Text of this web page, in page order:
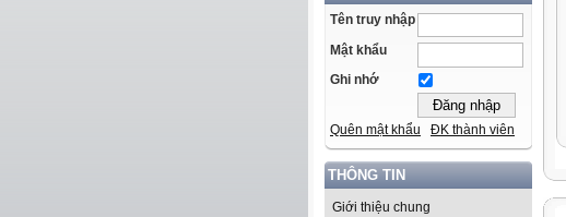
Tên truy nhập
Mật khẩu
Ghi nhớ
Quên mật khẩu ĐK thành viên
THÔNG TIN
Giới thiệu chung